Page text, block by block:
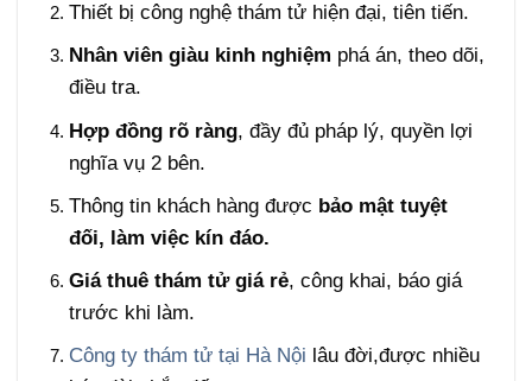
Thiết bị công nghệ thám tử hiện đại, tiên tiến.
Nhân viên giàu kinh nghiệm phá án, theo dõi,
điều tra.
Hợp đồng rõ ràng, đầy đủ pháp lý, quyền lợi
nghĩa vụ 2 bên.
Thông tin khách hàng được bảo mật tuyệt
đối, làm việc kín đáo.
Giá thuê thám tử giá rẻ, công khai, báo giá
trước khi làm.
Công ty thám tử tại Hà Nội lâu đời,được nhiều